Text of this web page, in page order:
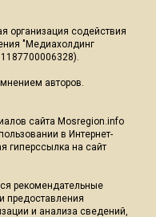
организация содействия
"Медиахолдинг
авторов.
сайта Mosregion.info
в Интернет-
гиперссылка на сайт
рекомендательные
предоставления
и анализа сведений,